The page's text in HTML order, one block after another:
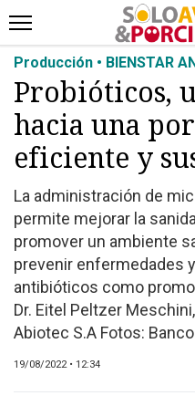
INICIO
NOTICIAS RECIENTES
NOTICIAS
ARTÍCULOS
PRODUCCIÓN
PROCESO
PRODUCTO
NUEVOS
MARKETPLACE
REVISTAS
EVENTOS Y
CAPACITACIONES
Producción • BIENSTAR
Probióticos,
hacia una
eficiente y
La administración de
permite mejorar la
promover un ambiente
prevenir enfermedades
antibióticos como
Dr. Eitel Peltzer
Abiotec S.A Fotos:
19/08/2022 • 12:34